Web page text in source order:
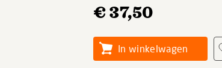
€ 37,50
In winkelwagen